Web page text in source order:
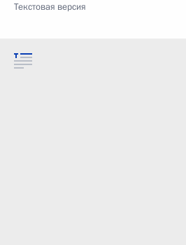
Текстовая версия